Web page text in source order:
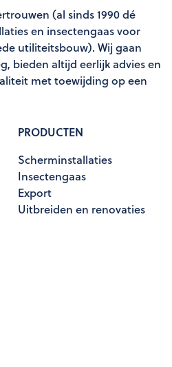
(al sinds 1990 dé
en insectengaas voor
utiliteitsbouw). Wij gaan
bieden altijd eerlijk advies en
met toewijding op een
PRODUCTEN
Scherminstallaties
Insectengaas
Export
Uitbreiden en renovaties